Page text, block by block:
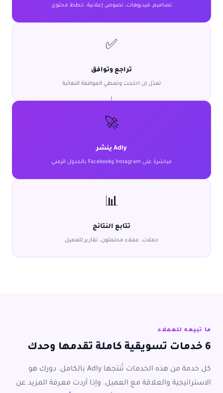
تصاميم، فيديوهات، نصوص إعلانية، خطط محتوى
✅
تراجع وتوافق
تعدّل إن احتجت وتعطي الموافقة النهائية
🚀
Adly ينشر
مباشرة على Instagram وFacebook بالجدول الزمني
📊
تتابع النتائج
حملات، عملاء محتملون، تقارير للعميل
ما تبيعه للعملاء
6 خدمات تسويقية كاملة تقدمها وحدك
كل خدمة من هذه الخدمات تُنتجها Adly بالكامل. دورك هو
الاستراتيجية والعلاقة مع العميل. وإذا أردت معرفة المزيد عن